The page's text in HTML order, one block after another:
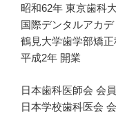
昭和62年 東京歯科
国際デンタルアカ
鶴見大学歯学部矯正
平成2年 開業
日本歯科医師会 会員
日本学校歯科医会